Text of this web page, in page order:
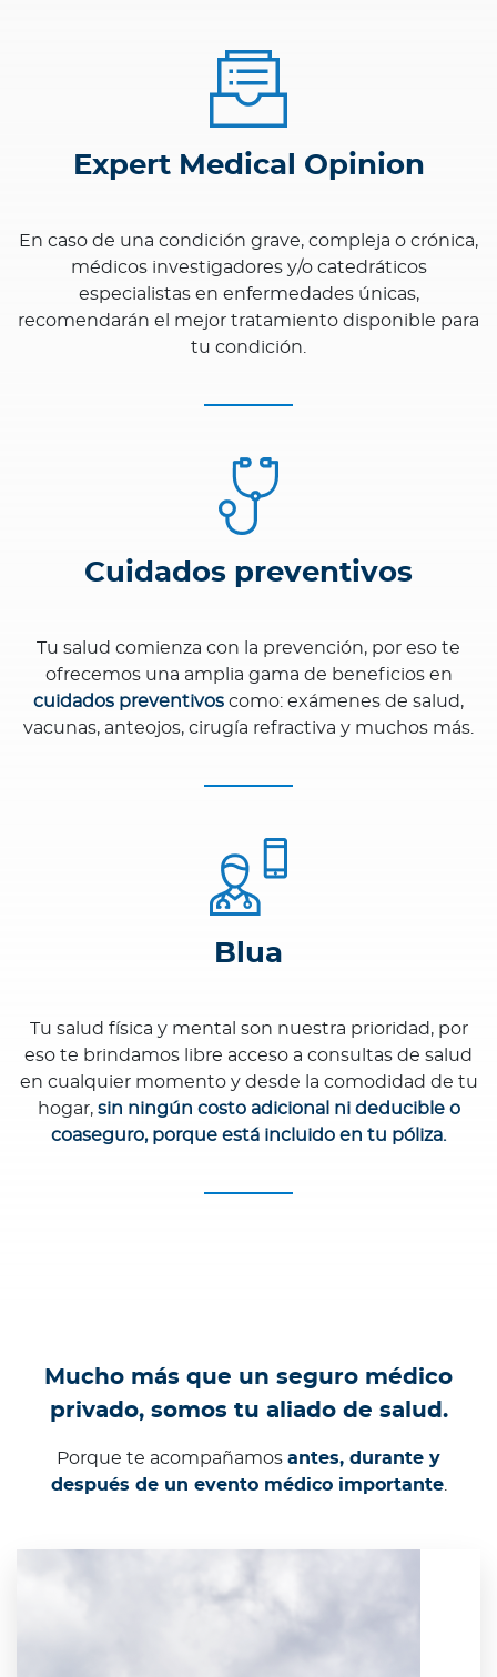
Expert Medical Opinion
En caso de una condición grave, compleja o crónica,
médicos investigadores y/o catedráticos
especialistas en enfermedades únicas,
recomendarán el mejor tratamiento disponible para
tu condición.
Cuidados preventivos
Tu salud comienza con la prevención, por eso te
ofrecemos una amplia gama de beneficios en
cuidados preventivos como: exámenes de salud,
vacunas, anteojos, cirugía refractiva y muchos más.
Blua
Tu salud física y mental son nuestra prioridad, por
eso te brindamos libre acceso a consultas de salud
en cualquier momento y desde la comodidad de tu
hogar, sin ningún costo adicional ni deducible o
coaseguro, porque está incluido en tu póliza.
Mucho más que un seguro médico
privado, somos tu aliado de salud.
Porque te acompañamos antes, durante y
después de un evento médico importante.